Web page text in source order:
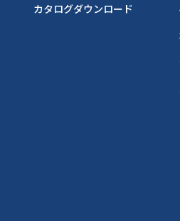
カタログダウンロード